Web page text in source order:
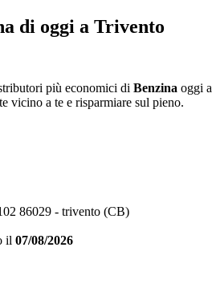
di oggi a Trivento
più economici di Benzina oggi a
vicino a te e risparmiare sul pieno.
86029 - trivento (CB)
il 07/08/2026